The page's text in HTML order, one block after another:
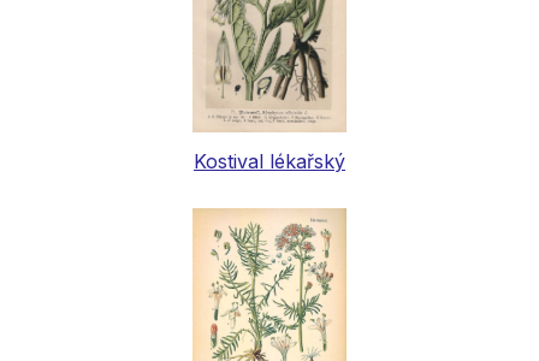
Kostival lékařský